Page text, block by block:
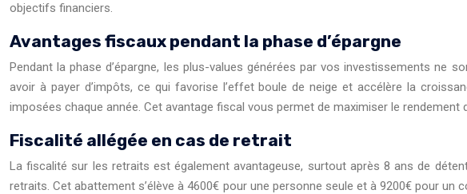
objectifs financiers.
Avantages fiscaux pendant la phase d’épargne
Pendant la phase d’épargne, les plus-values générées par vos investissements ne
avoir à payer d’impôts, ce qui favorise l’effet boule de neige et accélère la
imposées chaque année. Cet avantage fiscal vous permet de maximiser le
Fiscalité allégée en cas de retrait
La fiscalité sur les retraits est également avantageuse, surtout après 8 ans de
retraits. Cet abattement s’élève à 4600€ pour une personne seule et à 9200€ pour